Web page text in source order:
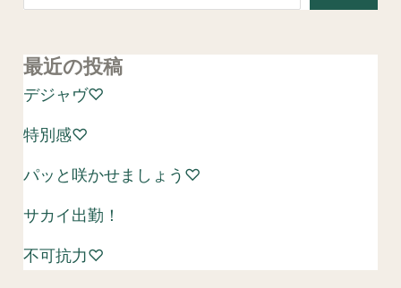
最近の投稿
デジャヴ♡
特別感♡
パッと咲かせましょう♡
サカイ出勤！
不可抗力♡